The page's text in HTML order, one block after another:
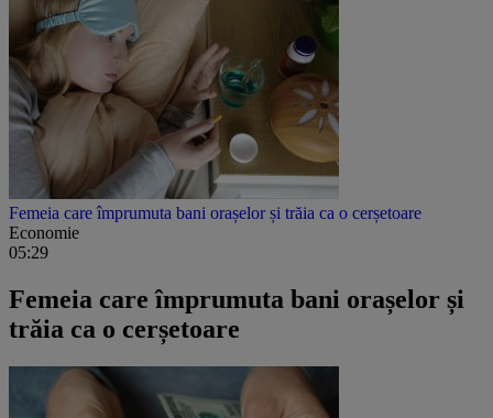
Femeia care împrumuta bani orașelor și trăia ca o cerșetoare
Economie
05:29
Femeia care împrumuta bani orașelor și
trăia ca o cerșetoare